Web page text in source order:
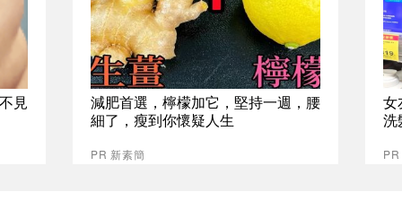
見
減肥首選，檸檬加它，堅持一週，腰
細了，瘦到你懷疑人生
PR 新素簡
女
洗